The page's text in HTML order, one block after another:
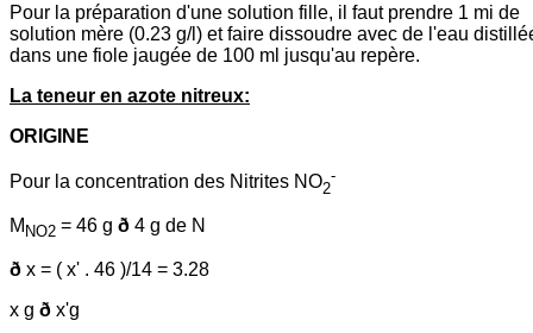
Pour la préparation d'une solution fille, il faut prendre 1 mi de
solution mère (0.23 g/l) et faire dissoudre avec de l'eau
dans une fiole jaugée de 100 ml jusqu'au repère.
La teneur en azote nitreux:
ORIGINE
Pour la concentration des Nitrites NO2
-
M NO2 = 46 g ð 4 g de N
ð x = ( x' . 46 )/14 = 3.28
x g ð x'g